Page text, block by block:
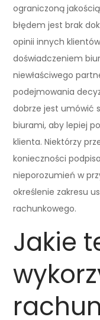
ograniczoną
błędem jest brak
opinii innych
doświadczeniem
niewłaściwego
podejmowania
dobrze jest umówić
biurami, aby lepiej
klienta. Niektórzy
konieczności
nieporozumień w
określenie zakresu
rachunkowego.
Jakie